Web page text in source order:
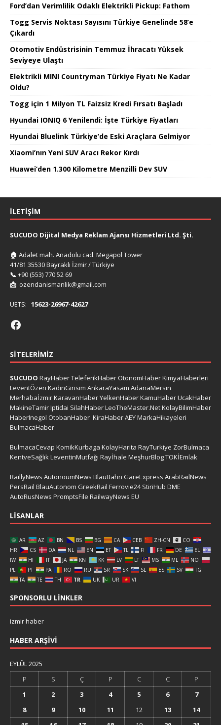
Ford’dan Verimlilik Odaklı Elektrikli Pickup: Fathom
Togg Servis Noktası Sayısını Türkiye Genelinde 58’e
Çıkardı
Otomotiv Endüstrisinin Temmuz İhracatı Yüksek
Seviyeye Ulaştı
Elektrikli MINI Countryman Türkiye Fiyatı Ne Kadar
Oldu?
Togg için 1 Milyon TL Faizsiz Kredi Fırsatı Başladı
Hyundai IONIQ 6 Yenilendi: İşte Türkiye Fiyatları
Hyundai Bluelink Türkiye’de Eski Araçlara Gelmiyor
Xiaomi’nın Yeni SUV Aracı Rekor Kırdı
Huawei’den 1.300 Kilometre Menzilli Dev SUV
İLETIŞIM
SUCUDO Dijital Medya Reklam Ajansı Hizmetleri Ltd. Şti.
🏠 Adalet mah. Anadolu cad. Megapol Tower
41/81 35530 Bayraklı İzmir / Türkiye
📞 +90 (553) 770 52 69
📩 ozendanismanlik@gmail.com
UETS: 15623-26967-42627
SITELERIMIZ
SUCUDO RayHaberTeleferikHaber OtonomHaberKimyaHaberleri
LeventÖzen KadinGirisim AnkaraYasam AdanaMersin
MerhabaİzmirKaravanHaberYelkenHaberKamuHaberUcakHaber
MakineTamirIptidai SilahHaberLeoTheMaster.NetKolayBilimHaber
HaberInegol OtobanHaber KiraHaberAEYMarkaHikayeleri
BulmacaHaber
BulmacaCevap KomikKurbaga KolayHarita RayTurkiye ZorBulmaca
KentveSağlıkLeventinMutfağı Rayİhale MeşhurBlogTOKİEmlak
RaillyNews AutonoumNews BlauBahn GareExpress ArabRailNews
PersRail BlauAutonom GreekRail Ferrovie24 StiriHub DME
AutoRusNews PromptsFile RailwayNews EU
LISANLAR
AR AZ BN BS BG CA CEB ZH-CN
CO
HR
CS DA NL EN ET TL FI FR DE
EL
IW
HI IT JA KN KK LV LT MS ML
NO
PL
PT PA RO RU SR SK SL ES SV
TG
TA
TE TH TR UK UR VI
SPONSORLU LINKLER
izmir haber
HABER ARŞIVI
EYLÜL 2025
P
S Ç P C C
P
1
2 3 4 5 6
7
8
9 10 11 12 13
14